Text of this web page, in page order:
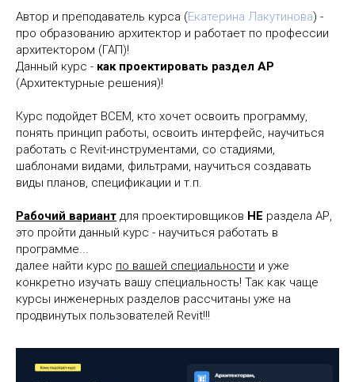
Автор и преподаватель курса (Екатерина Лакутинова) -
про образованию архитектор и работает по профессии
архитектором (ГАП)!
Данный курс - как проектировать раздел АР
(Архитектурные решения)!
Курс подойдет ВСЕМ, кто хочет освоить программу,
понять принцип работы, освоить интерфейс, научиться
работать с Revit-инструментами, со стадиями,
шаблонами видами, фильтрами, научиться создавать
виды планов, спецификации и т.п.
Рабочий вариант для проектировщиков НЕ раздела АР,
это пройти данный курс - научиться работать в
программе...
далее найти курс по вашей специальности и уже
конкретно изучать вашу специальность! Так как чаще
курсы инженерных разделов рассчитаны уже на
продвинутых пользователей Revit!!!